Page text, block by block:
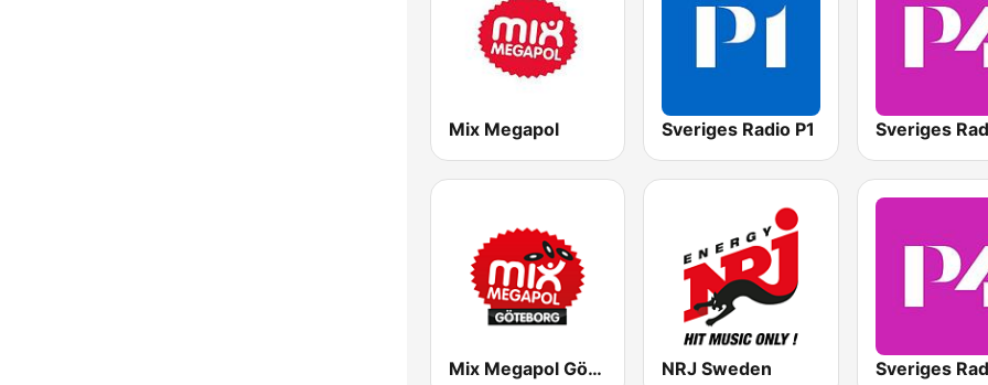
Mix Megapol Sveriges Radio P1
Mix Megapol Göteborg NRJ Sweden